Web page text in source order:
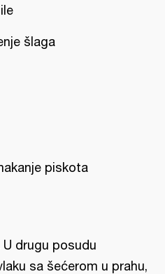
šlaga
piskota
drugu posudu
sa šećerom u prahu,